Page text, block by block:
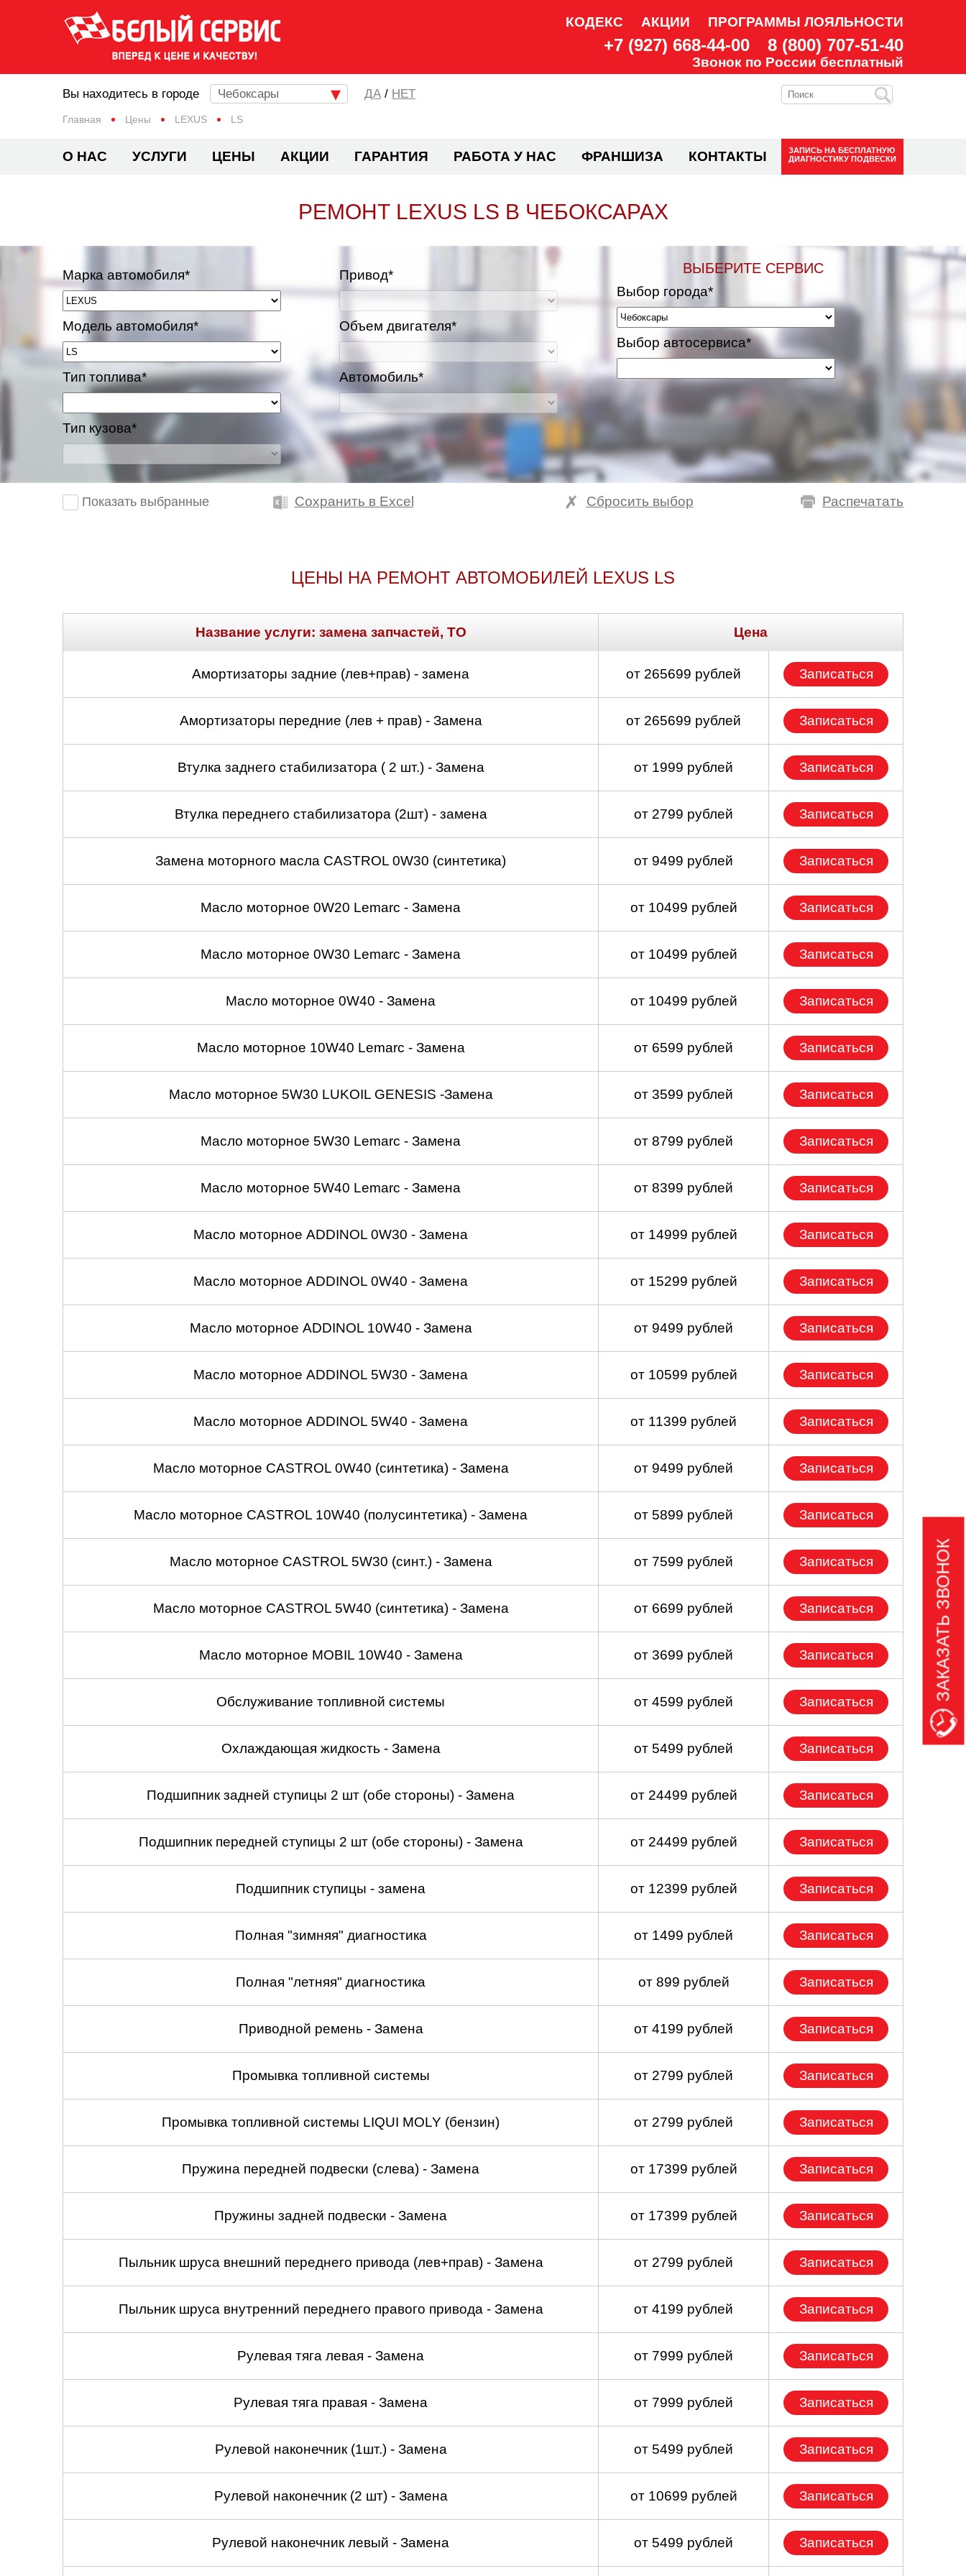
КОДЕКС АКЦИИ ПРОГРАММЫ ЛОЯЛЬНОСТИ
+7 (927) 668-44-00 8 (800) 707-51-40
Звонок по России бесплатный
Главная Цены LEXUS LS
Вы находитесь в городе Чебоксары / НЕТ
О НАС УСЛУГИ ЦЕНЫ АКЦИИ ГАРАНТИЯ РАБОТА У НАС ФРАНШИЗА КОНТАКТЫ ЗАПИСЬ НА БЕСПЛАТНУЮ
ДИАГНОСТИКУ ПОДВЕСКИ
РЕМОНТ LEXUS LS В ЧЕБОКСАРАХ
Марка автомобиля*
Модель автомобиля*
Тип топлива*
Тип кузова*
Привод*
Объем двигателя*
Автомобиль*
ВЫБЕРИТЕ СЕРВИС
Выбор города*
Выбор автосервиса*
Показать выбранные Сохранить в Excel Распечатать
Сбросить выбор
ЦЕНЫ НА РЕМОНТ АВТОМОБИЛЕЙ LEXUS LS
Название услуги: замена запчастей, ТО Цена
Амортизаторы задние (лев+прав) - замена от 265699 рублей Записаться
Амортизаторы передние (лев + прав) - Замена от 265699 рублей Записаться
Втулка заднего стабилизатора ( 2 шт.) - Замена от 1999 рублей Записаться
Втулка переднего стабилизатора (2шт) - замена от 2799 рублей Записаться
Замена моторного масла CASTROL 0W30 (синтетика) от 9499 рублей Записаться
Масло моторное 0W20 Lemarc - Замена от 10499 рублей Записаться
Масло моторное 0W30 Lemarc - Замена от 10499 рублей Записаться
Масло моторное 0W40 - Замена от 10499 рублей Записаться
Масло моторное 10W40 Lemarc - Замена от 6599 рублей Записаться
Масло моторное 5W30 LUKOIL GENESIS -Замена от 3599 рублей Записаться
Масло моторное 5W30 Lemarc - Замена от 8799 рублей Записаться
Масло моторное 5W40 Lemarc - Замена от 8399 рублей Записаться
Масло моторное ADDINOL 0W30 - Замена от 14999 рублей Записаться
Масло моторное ADDINOL 0W40 - Замена от 15299 рублей Записаться
Масло моторное ADDINOL 10W40 - Замена от 9499 рублей Записаться
Масло моторное ADDINOL 5W30 - Замена от 10599 рублей Записаться
Масло моторное ADDINOL 5W40 - Замена от 11399 рублей Записаться
Масло моторное CASTROL 0W40 (синтетика) - Замена от 9499 рублей Записаться
Масло моторное CASTROL 10W40 (полусинтетика) - Замена от 5899 рублей Записаться
Масло моторное CASTROL 5W30 (синт.) - Замена от 7599 рублей Записаться
Масло моторное CASTROL 5W40 (синтетика) - Замена от 6699 рублей Записаться
Масло моторное MOBIL 10W40 - Замена от 3699 рублей Записаться
Обслуживание топливной системы от 4599 рублей Записаться
Охлаждающая жидкость - Замена от 5499 рублей Записаться
Подшипник задней ступицы 2 шт (обе стороны) - Замена от 24499 рублей Записаться
Подшипник передней ступицы 2 шт (обе стороны) - Замена от 24499 рублей Записаться
Подшипник ступицы - замена от 12399 рублей Записаться
Полная "зимняя" диагностика от 1499 рублей Записаться
Полная "летняя" диагностика от 899 рублей Записаться
Приводной ремень - Замена от 4199 рублей Записаться
Промывка топливной системы от 2799 рублей Записаться
Промывка топливной системы LIQUI MOLY (бензин) от 2799 рублей Записаться
Пружина передней подвески (слева) - Замена от 17399 рублей Записаться
Пружины задней подвески - Замена от 17399 рублей Записаться
Пыльник шруса внешний переднего привода (лев+прав) - Замена от 2799 рублей Записаться
Пыльник шруса внутренний переднего правого привода - Замена от 4199 рублей Записаться
Рулевая тяга левая - Замена от 7999 рублей Записаться
Рулевая тяга правая - Замена от 7999 рублей Записаться
Рулевой наконечник (1шт.) - Замена от 5499 рублей Записаться
Рулевой наконечник (2 шт) - Замена от 10699 рублей Записаться
Рулевой наконечник левый - Замена от 5499 рублей Записаться
ЗАКАЗАТЬ ЗВОНОК